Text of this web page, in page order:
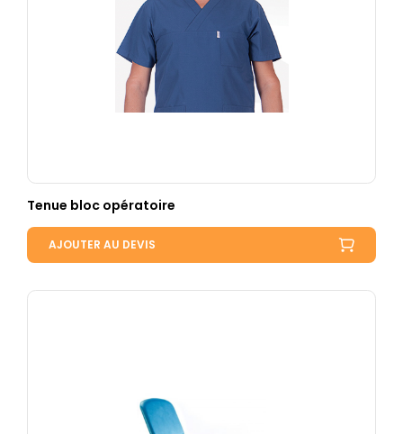
Tenue bloc opératoire
AJOUTER AU DEVIS